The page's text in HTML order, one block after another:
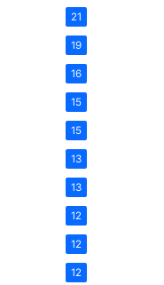
21
19
16
15
15
13
13
12
12
12